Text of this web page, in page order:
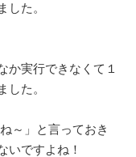
した。
か実行できなくて１
した。
～」と言っておき
いですよね！